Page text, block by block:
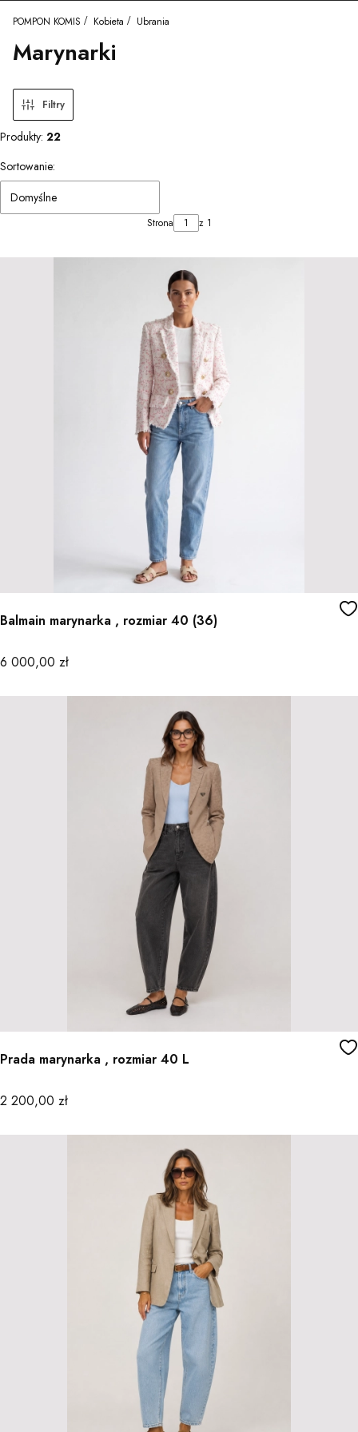
POMPON KOMIS Kobieta Ubrania
Marynarki
Filtry
Produkty: 22
Lista produktów
Sortowanie:
Domyślne
Strona z 1
Balmain marynarka , rozmiar 40 (36)
Cena
6 000,00 zł
Prada marynarka , rozmiar 40 L
Cena
2 200,00 zł